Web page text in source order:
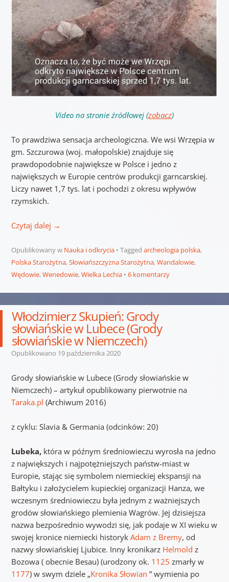
Video na stronie źródłowej (zobacz)
To prawdziwa sensacja archeologiczna. We wsi Wrzępia w
gm. Szczurowa (woj. małopolskie) znajduje się
prawdopodobnie największe w Polsce i jedno z
największych w Europie centrów produkcji garncarskiej.
Liczy nawet 1,7 tys. lat i pochodzi z okresu wpływów
rzymskich.
Czytaj dalej →
Opublikowany w Nauka i odkrycia Tagged archeologia polska,
Polska Starożytna,Słowiańszczyzna Starożytna,Wandalowie,
Wędowie,Wenedowie,Wielka Lechia 6 komentarzy
Włodzimierz Skupień: Grody
słowiańskie w Lubece (Grody
słowiańskie w Niemczech)
Opublikowano 19 października 2020
Grody słowiańskie w Lubece (Grody słowiańskie w
Niemczech) – artykuł opublikowany pierwotnie na
Taraka.pl (Archiwum 2016)
z cyklu: Slavia & Germania (odcinków: 20)
Lubeka, która w późnym średniowieczu wyrosła na jedno
z największych i najpotężniejszych państw-miast w
Europie, stając się symbolem niemieckiej ekspansji na
Bałtyku i założycielem kupieckiej organizacji Hanza, we
wczesnym średniowieczu była jednym z ważniejszych
grodów słowiańskiego plemienia Wagrów. Jej dzisiejsza
nazwa bezpośrednio wywodzi się, jak podaje w XI wieku w
swojej kronice niemiecki historyk Adam z Bremy, od
nazwy słowiańskiej Ljubice. Inny kronikarz Helmold z
Bozowa ( obecnie Besau) (urodzony ok. 1125 zmarły w
1177) w swym dziele „Kronika Słowian ” wymienia po